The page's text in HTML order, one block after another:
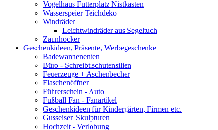
Vogelhaus Futterplatz Nistkasten
Wasserspeier Teichdeko
Windräder
Leichtwindräder aus Segeltuch
Zaunhocker
Geschenkideen, Präsente, Werbegeschenke
Badewannenenten
Büro - Schreibtischutensilien
Feuerzeuge + Aschenbecher
Flaschenöffner
Führerschein - Auto
Fußball Fan - Fanartikel
Geschenkideen für Kindergärten, Firmen etc.
Gusseisen Skulpturen
Hochzeit - Verlobung